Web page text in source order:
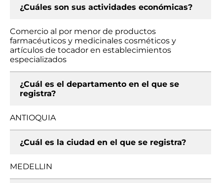
¿Cuáles son sus actividades económicas?
Comercio al por menor de productos
farmacéuticos y medicinales cosméticos y
artículos de tocador en establecimientos
especializados
¿Cuál es el departamento en el que se
registra?
ANTIOQUIA
¿Cuál es la ciudad en el que se registra?
MEDELLIN